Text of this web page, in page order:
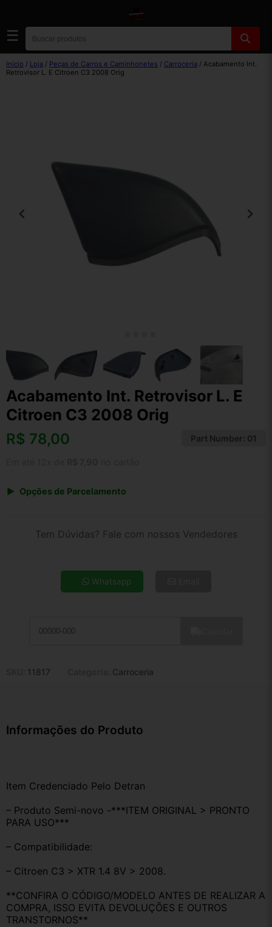
☰
Início / Loja / Peças de Carros e Caminhonetes / Carroceria / Acabamento Int.
Retrovisor L. E Citroen C3 2008 Orig
Acabamento Int. Retrovisor L. E
Citroen C3 2008 Orig
R$ 78,00 Part Number: 01
Opções de Parcelamento
6x de R$ 14,77
9x de R$ 10,20
Tem Dúvidas? Fale com nossos Vendedores
Whatsapp
11817 Carroceria
Informações do Produto
Item Credenciado Pelo Detran
– Produto Semi-novo -***ITEM ORIGINAL > PRONTO
PARA USO***
– Compatibilidade:
– Citroen C3 > XTR 1.4 8V > 2008.
**CONFIRA O CÓDIGO/MODELO ANTES DE REALIZAR A
COMPRA, ISSO EVITA DEVOLUÇÕES E OUTROS
TRANSTORNOS**